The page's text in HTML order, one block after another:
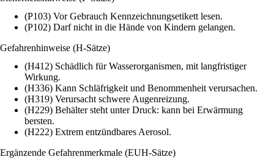
(P103) Vor Gebrauch Kennzeichnungsetikett lesen.
(P102) Darf nicht in die Hände von Kindern gelangen.
Gefahrenhinweise (H-Sätze)
(H412) Schädlich für Wasserorganismen, mit langfristiger
Wirkung.
(H336) Kann Schläfrigkeit und Benommenheit verursachen.
(H319) Verursacht schwere Augenreizung.
(H229) Behälter steht unter Druck: kann bei Erwärmung
bersten.
(H222) Extrem entzündbares Aerosol.
Ergänzende Gefahrenmerkmale (EUH-Sätze)